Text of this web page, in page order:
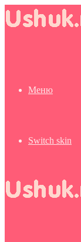
Меню
Switch skin